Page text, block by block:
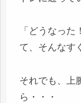
「どうなっ
て、そんなす
それでも、上
ら・・・